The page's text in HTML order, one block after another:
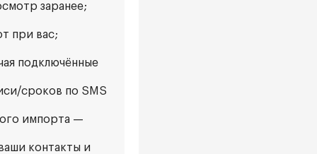
заранее;
при вас;
подключённые
сроков по SMS
импорта —
контакты и